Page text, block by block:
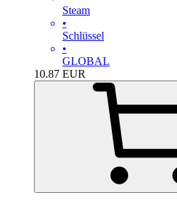
Steam
•
Schlüssel
•
GLOBAL
10.87 EUR